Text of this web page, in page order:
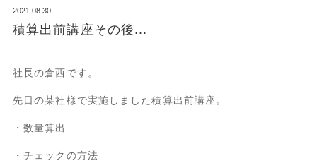
2021.08.30
積算出前講座その後...
社長の倉西です。
先日の某社様で実施しました積算出前講座。
・数量算出
・チェックの方法